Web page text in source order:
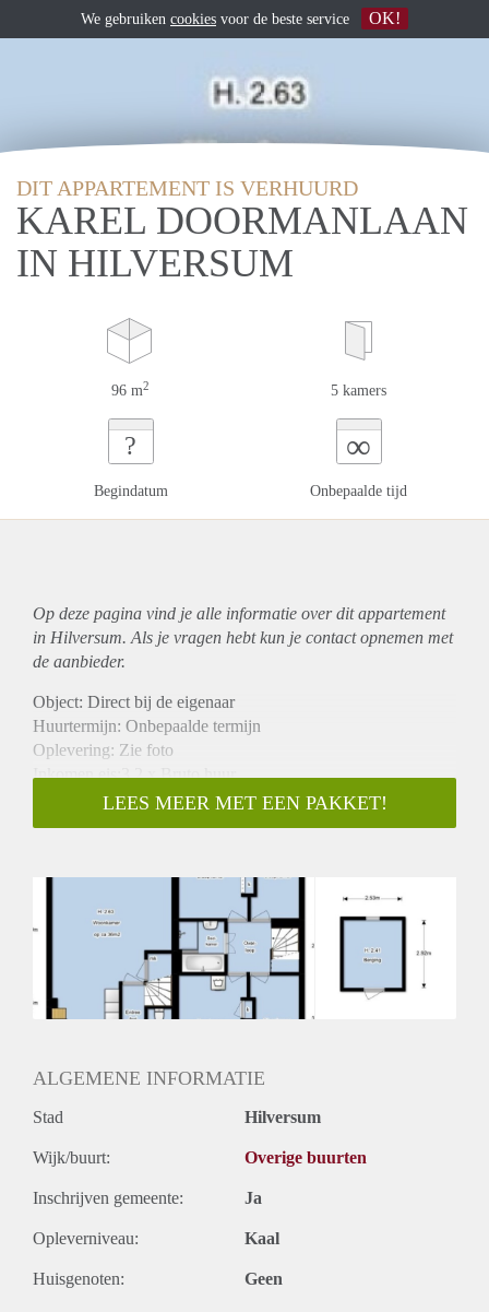
DIT APPARTEMENT IS VERHUURD
KAREL DOORMANLAAN
IN HILVERSUM
96 m2 5 kamers
?
Begindatum
∞
Onbepaalde tijd
Op deze pagina vind je alle informatie over ditappartement
in Hilversum. Als je vragen hebt kun je contact opnemen met
de aanbieder.
Object: Direct bij de eigenaar
Huurtermijn: Onbepaalde termijn
Oplevering: Zie foto
Inkomen eis:3,2 x Bruto huur
Garantiestelling mogelijk: Ja
Borg: 1 Maand
Huisdieren toegestaan: Afhankelijk van de Eigenaar
Huurtoeslag grens: Nee
Geschikt voor studenten: Afhankelijk van de Eigenaar
LEES MEER MET EEN PAKKET!
ALGEMENE INFORMATIE
Stad Hilversum
Wijk/buurt: Overige buurten
Inschrijven gemeente: Ja
Opleverniveau: Kaal
Huisgenoten: Geen
We gebruiken cookies voor de beste service OK!